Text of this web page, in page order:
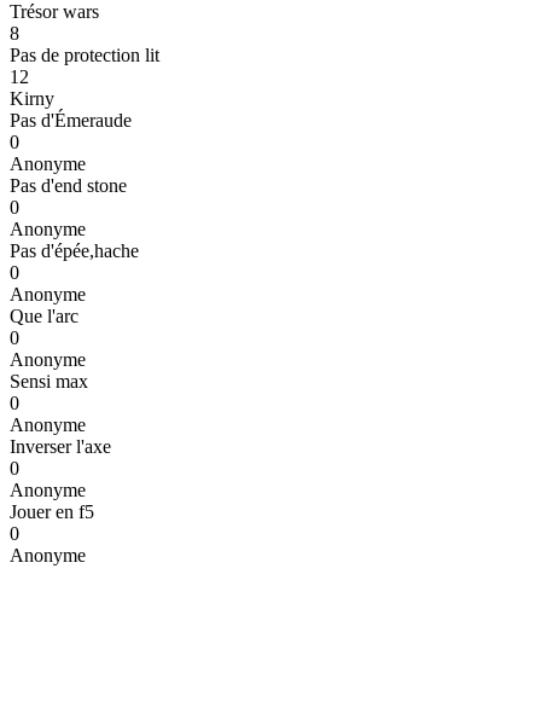
Trésor wars
8
Pas de protection lit
12
Kirny
Pas d'Émeraude
0
Anonyme
Pas d'end stone
0
Anonyme
Pas d'épée,hache
0
Anonyme
Que l'arc
0
Anonyme
Sensi max
0
Anonyme
Inverser l'axe
0
Anonyme
Jouer en f5
0
Anonyme